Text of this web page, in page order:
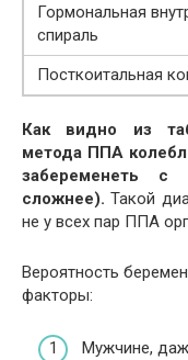
Гормональная
спираль
Посткоитальная
Как видно из
метода ППА
забеременеть с
сложнее). Такой
не у всех пар ППА
Вероятность
факторы:
Мужчине,